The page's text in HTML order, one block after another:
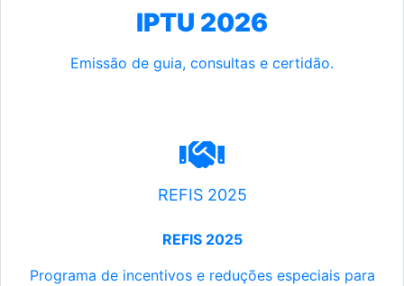
IPTU 2026
Emissão de guia, consultas e certidão.
REFIS 2025
REFIS 2025
Programa de incentivos e reduções especiais para